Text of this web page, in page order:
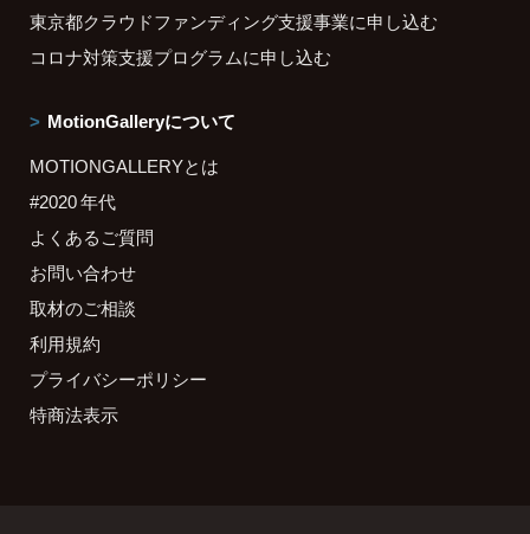
東京都クラウドファンディング支援事業に申し込む
コロナ対策支援プログラムに申し込む
MotionGalleryについて
MOTIONGALLERYとは
#2020 年代
よくあるご質問
お問い合わせ
取材のご相談
利用規約
プライバシーポリシー
特商法表示